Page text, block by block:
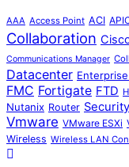
AAA Access Point ACI
Collaboration
Communications Manager
Datacenter
FMC Fortigate FTD
Nutanix Router Security
Vmware VMware ESXi
Wireless Wireless LAN